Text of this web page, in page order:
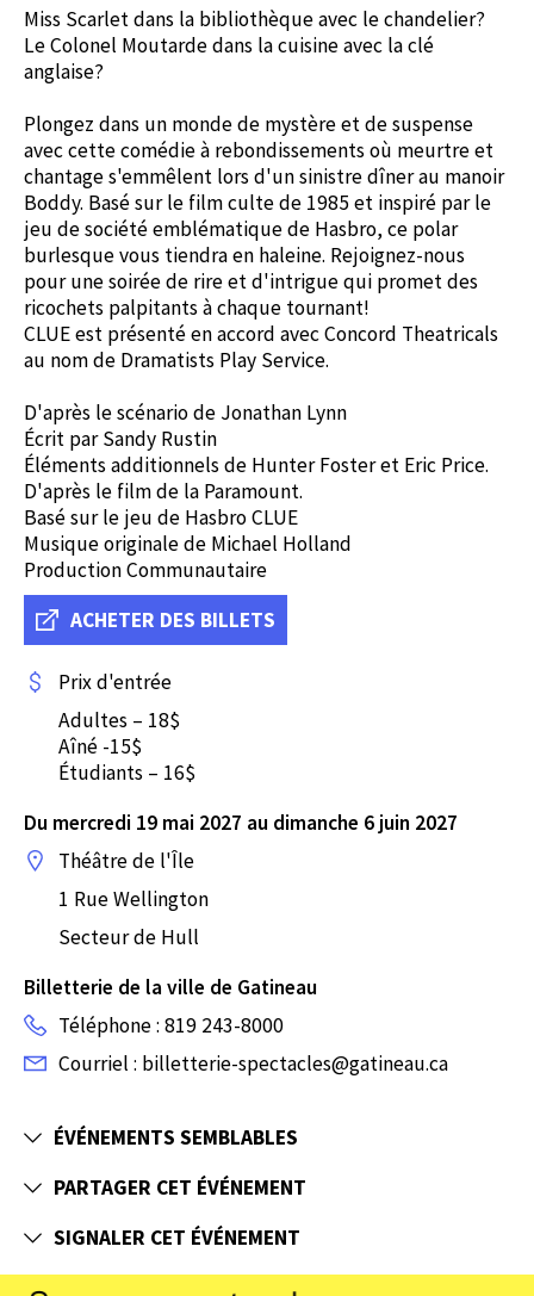
Miss Scarlet dans la bibliothèque avec le chandelier?
Le Colonel Moutarde dans la cuisine avec la clé
anglaise?
Plongez dans un monde de mystère et de suspense
avec cette comédie à rebondissements où meurtre et
chantage s'emmêlent lors d'un sinistre dîner au manoir
Boddy. Basé sur le film culte de 1985 et inspiré par le
jeu de société emblématique de Hasbro, ce polar
burlesque vous tiendra en haleine. Rejoignez-nous
pour une soirée de rire et d'intrigue qui promet des
ricochets palpitants à chaque tournant!
CLUE est présenté en accord avec Concord Theatricals
au nom de Dramatists Play Service.
D'après le scénario de Jonathan Lynn
Écrit par Sandy Rustin
Éléments additionnels de Hunter Foster et Eric Price.
D'après le film de la Paramount.
Basé sur le jeu de Hasbro CLUE
Musique originale de Michael Holland
Production Communautaire
ACHETER DES BILLETS
Prix d'entrée
Adultes – 18$
Aîné -15$
Étudiants – 16$
Du mercredi 19 mai 2027 au dimanche 6 juin 2027
Théâtre de l'Île
1 Rue Wellington
Secteur de Hull
Billetterie de la ville de Gatineau
Téléphone : 819 243-8000
Courriel : billetterie-spectacles@gatineau.ca
ÉVÉNEMENTS SEMBLABLES
PARTAGER CET ÉVÉNEMENT
SIGNALER CET ÉVÉNEMENT